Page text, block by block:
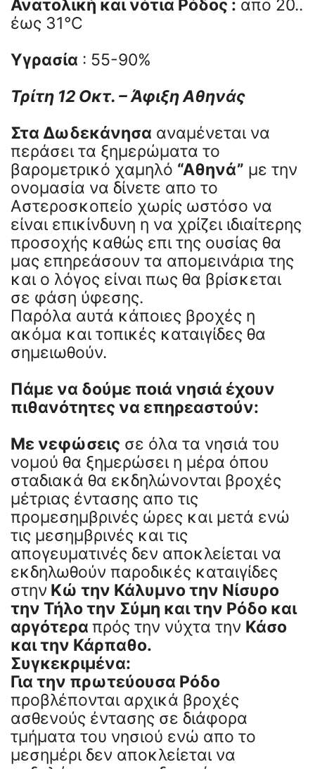
Ανατολική και νότια Ρόδος : απο 20..
έως 31°C
Υγρασία : 55-90%
Τρίτη 12 Οκτ. – Άφιξη Αθηνάς
Στα Δωδεκάνησα αναμένεται να
περάσει τα ξημερώματα το
βαρομετρικό χαμηλό “Αθηνά” με την
ονομασία να δίνετε απο το
Αστεροσκοπείο χωρίς ωστόσο να
είναι επικίνδυνη η να χρίζει ιδιαίτερης
προσοχής καθώς επι της ουσίας θα
μας επηρεάσουν τα απομεινάρια της
και ο λόγος είναι πως θα βρίσκεται
σε φάση ύφεσης.
Παρόλα αυτά κάποιες βροχές η
ακόμα και τοπικές καταιγίδες θα
σημειωθούν.
Πάμε να δούμε ποιά νησιά έχουν
πιθανότητες να επηρεαστούν:
Με νεφώσεις σε όλα τα νησιά του
νομού θα ξημερώσει η μέρα όπου
σταδιακά θα εκδηλώνονται βροχές
μέτριας έντασης απο τις
προμεσημβρινές ώρες και μετά ενώ
τις μεσημβρινές και τις
απογευματινές δεν αποκλείεται να
εκδηλωθούν παροδικές καταιγίδες
στην Κώ την Κάλυμνο την Νίσυρο
την Τήλο την Σύμη και την Ρόδο και
αργότερα πρός την νύχτα την Κάσο
και την Κάρπαθο.
Συγκεκριμένα:
Για την πρωτεύουσα Ρόδο
προβλέπονται αρχικά βροχές
ασθενούς έντασης σε διάφορα
τμήματα του νησιού ενώ απο το
μεσημέρι δεν αποκλείεται να